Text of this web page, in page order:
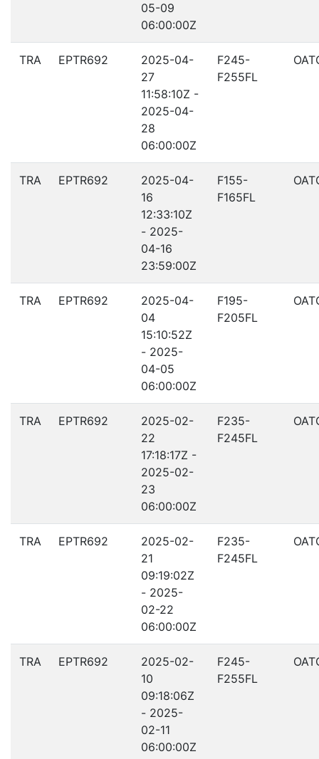
05-09
06:00:00Z
TRA EPTR692
2025-04-
27
11:58:10Z -
2025-04-
28
06:00:00Z
F245-
F255FL
TRA EPTR692
2025-04-
16
12:33:10Z
- 2025-
04-16
23:59:00Z
F155-
F165FL
TRA EPTR692
2025-04-
04
15:10:52Z
- 2025-
04-05
06:00:00Z
F195-
F205FL
TRA EPTR692
2025-02-
22
17:18:17Z -
2025-02-
23
06:00:00Z
F235-
F245FL
TRA EPTR692
2025-02-
21
09:19:02Z
- 2025-
02-22
06:00:00Z
F235-
F245FL
TRA EPTR692
2025-02-
10
09:18:06Z
- 2025-
02-11
06:00:00Z
F245-
F255FL